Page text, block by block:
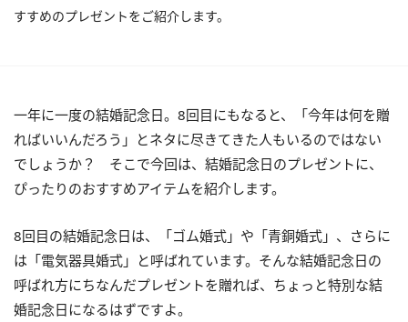
すすめのプレゼントをご紹介します。
一年に一度の結婚記念日。8回目にもなると、「今年は何を贈
ればいいんだろう」とネタに尽きてきた人もいるのではない
でしょうか？ そこで今回は、結婚記念日のプレゼントに、
ぴったりのおすすめアイテムを紹介します。
8回目の結婚記念日は、「ゴム婚式」や「青銅婚式」、さらに
は「電気器具婚式」と呼ばれています。そんな結婚記念日の
呼ばれ方にちなんだプレゼントを贈れば、ちょっと特別な結
婚記念日になるはずですよ。